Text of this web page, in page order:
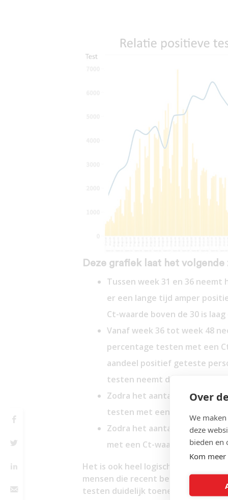
Over
We
deze
bieden en
Kom
Deze grafiek laat het volgende
Tussen week 31 en 36
er een lange tijd amper
Ct-waarde boven de 30 is
Vanaf week 36 tot week 48
percentage testen met een
aandeel positief geteste
testen neemt duidelijk toe.
Zodra het aantal positieve
testen met een Ct-waarde
Zodra het aantal positieve
met een Ct-waarde boven de
Het is ook heel logisch. Als het
mensen die recent besmet zijn
testen duidelijk toeneemt is dat